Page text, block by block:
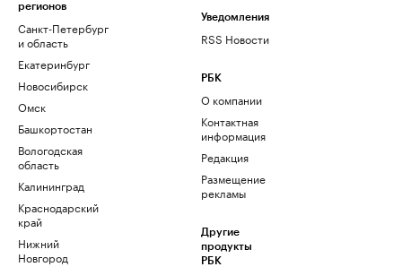
регионов
Санкт-Петербург
и область
Екатеринбург
Новосибирск
Омск
Башкортостан
Вологодская
область
Калининград
Краснодарский
край
Нижний
Новгород
Уведомления
RSS Новости
РБК
О компании
Контактная
информация
Редакция
Размещение
рекламы
Другие
продукты
РБК